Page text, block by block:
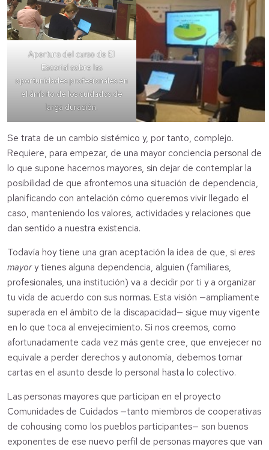
Apertura del curso de El
Escorial sobre las
oportunidades profesionales en
el ámbito de los cuidados de
larga duración.
Se trata de un cambio sistémico y, por tanto, complejo.
Requiere, para empezar, de una mayor conciencia personal de
lo que supone hacernos mayores, sin dejar de contemplar la
posibilidad de que afrontemos una situación de dependencia,
planificando con antelación cómo queremos vivir llegado el
caso, manteniendo los valores, actividades y relaciones que
dan sentido a nuestra existencia.
Todavía hoy tiene una gran aceptación la idea de que, si eres
mayory tienes alguna dependencia, alguien (familiares,
profesionales, una institución) va a decidir por ti y a organizar
tu vida de acuerdo con sus normas. Esta visión —ampliamente
superada en el ámbito de la discapacidad— sigue muy vigente
en lo que toca al envejecimiento. Si nos creemos, como
afortunadamente cada vez más gente cree, que envejecer no
equivale a perder derechos y autonomía, debemos tomar
cartas en el asunto desde lo personal hasta lo colectivo.
Las personas mayores que participan en el proyecto
Comunidades de Cuidados —tanto miembros de cooperativas
de cohousing como los pueblos participantes— son buenos
exponentes de ese nuevo perfil de personas mayores que van